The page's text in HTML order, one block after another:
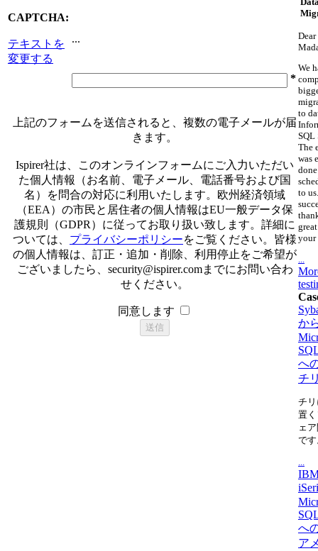
CAPTCHA:
テキストを
変更する
...
*
上記のフォームを送信されると、複数の電子メールが届
きます。
Ispirer社は、このオンラインフォームにご入力いただい
た個人情報（お名前、電子メール、電話番号および国
名）を問合の対応に利用いたします。欧州経済領域
（EEA）の市民と居住者の個人情報はEU一般データ保
護規則（GDPR）に従ってお取り扱い致します。詳細に
ついては、 プライバシーポリシーをご覧ください。皆様
の個人情報は、訂正・追加・削除、利用停止をご希望が
ございましたら、 security@ispirer.comまでにお問い合わ
せください。
同意します
We
to
SQL
The
was
to
your
か
へ
チ
チ
置
ェ
で
へ
ア